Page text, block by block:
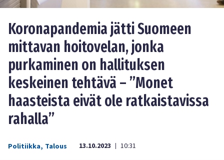
Koronapandemia jätti Suomeen
mittavan hoitovelan, jonka
purkaminen on hallituksen
keskeinen tehtävä – ”Monet
haasteista eivät ole ratkaistavissa
rahalla”
Politiikka, Talous 13.10.2023 | 10:31